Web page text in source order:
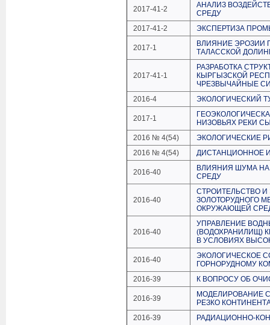
2017-41-2
АНАЛИЗ
СРЕДУ
2017-41-2
ЭКСПЕРТИЗА
2017-1
ВЛИЯНИЕ ЭРОЗИИ
ТАЛАССКОЙ
2017-41-1
РАЗРАБОТКА
КЫРГЫЗСКОЙ
ЧРЕЗВЫЧАЙНЫЕ
2016-4
ЭКОЛОГИЧЕСКИЙ
2017-1
НИЗОВЬЯХ РЕКИ
2016 № 4(54)
ЭКОЛОГИЧЕСКИЕ
2016 № 4(54)
ДИСТАНЦИОННОЕ
2016-40
ВЛИЯНИЯ ШУМА
СРЕДУ
2016-40
СТРОИТЕЛЬСТВО
ЗОЛОТОРУДНОГО
ОКРУЖАЮЩЕЙ
2016-40
УПРАВЛЕНИЕ
(ВОДОХРАНИЛИЩ)
В УСЛОВИЯХ
2016-40
ЭКОЛОГИЧЕСКОЕ
ГОРНОРУДНОМУ
2016-39
К ВОПРОСУ ОБ
2016-39
МОДЕЛИРОВАНИЕ
РЕЗКО
2016-39
РАДИАЦИОННО-